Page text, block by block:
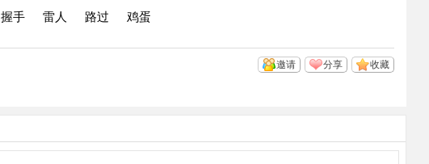
握手 雷人 路过 鸡蛋
收藏
分享
邀请